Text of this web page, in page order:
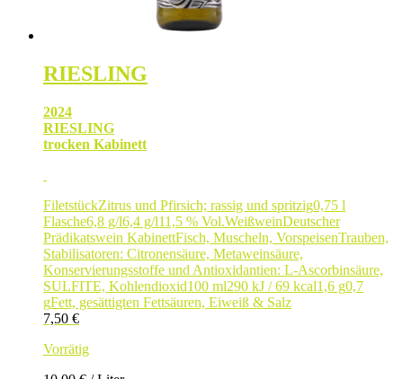
RIESLING
2024
RIESLING
trocken Kabinett
FiletstückZitrus und Pfirsich; rassig und spritzig0,75 l
Flasche6,8 g/l6,4 g/l11,5 % Vol.WeißweinDeutscher
Prädikatswein KabinettFisch, Muscheln, VorspeisenTrauben,
Stabilisatoren: Citronensäure, Metaweinsäure,
Konservierungsstoffe und Antioxidantien: L-Ascorbinsäure,
SULFITE, Kohlendioxid100 ml290 kJ / 69 kcal1,6 g0,7
gFett, gesättigten Fettsäuren, Eiweiß & Salz
7,50 €
Vorrätig